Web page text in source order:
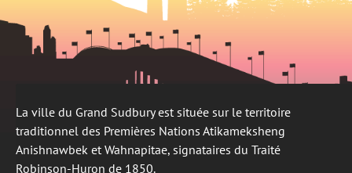
La ville du Grand Sudbury est située sur le territoire
traditionnel des Premières Nations Atikameksheng
Anishnawbek et Wahnapitae, signataires du Traité
Robinson-Huron de 1850.